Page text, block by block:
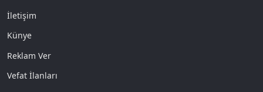
İletişim
Künye
Reklam Ver
Vefat İlanları